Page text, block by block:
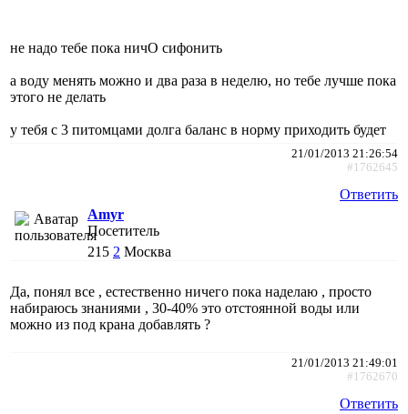
не надо тебе пока ничО сифонить
а воду менять можно и два раза в неделю, но тебе лучше пока
этого не делать
у тебя с 3 питомцами долга баланс в норму приходить будет
21/01/2013 21:26:54
#1762645
Ответить
Amyr
Посетитель
215 2 Москва
Да, понял все , естественно ничего пока наделаю , просто
набираюсь знаниями , 30-40% это отстоянной воды или
можно из под крана добавлять ?
21/01/2013 21:49:01
#1762670
Ответить